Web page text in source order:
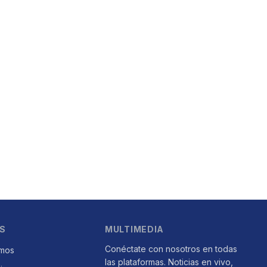
MULTIMEDIA
Conéctate con nosotros en todas
las plataformas. Noticias en vivo,